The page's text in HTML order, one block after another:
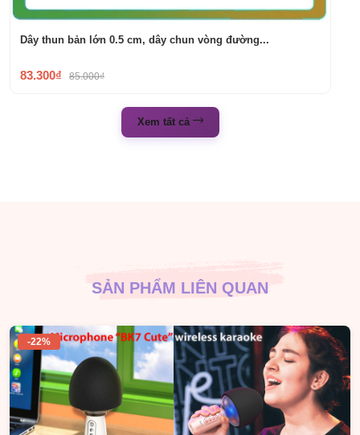
Dây thun bản lớn 0.5 cm, dây chun vòng đường...
83.300₫ 85.000₫
Xem tất cả
SẢN PHẨM LIÊN QUAN
-22%